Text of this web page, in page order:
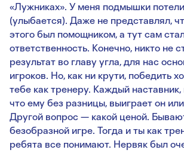
«Лужниках». У меня подмышки
(улыбается). Даже не представлял,
этого был помощником, а тут сам
ответственность. Конечно, никто не
результат во главу угла, для нас
игроков. Но, как ни крути, победить
тебе как тренеру. Каждый наставник,
что ему без разницы, выиграет он
Другой вопрос — какой ценой.
безобразной игре. Тогда и ты как
ребята все понимают. Нервяк был